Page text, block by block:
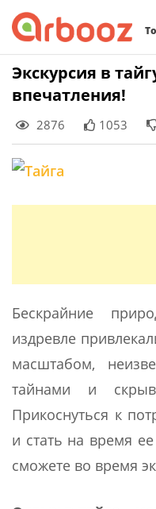
Skip
Экскурсия в
впечатления!
2876 1053
Бескрайние
издревле
масштабом,
тайнами и
Прикоснуться к
и стать на время
сможете во время
Найти: